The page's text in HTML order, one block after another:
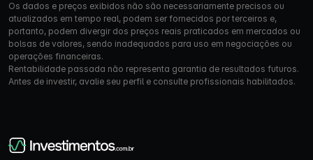
Os dados e preços exibidos não são necessariamente precisos ou
atualizados em tempo real, podem ser fornecidos por terceiros e,
portanto, podem divergir dos preços reais praticados em mercados ou
bolsas de valores, sendo inadequados para uso em negociações ou
operações financeiras.
Rentabilidade passada não representa garantia de resultados futuros.
Antes de investir, avalie seu perfil e consulte profissionais habilitados.